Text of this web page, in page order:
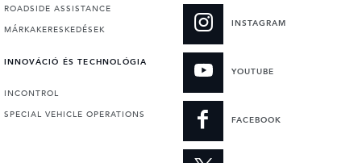
ROADSIDE ASSISTANCE
MÁRKAKERESKEDÉSEK
INNOVÁCIÓ ÉS TECHNOLÓGIA
INCONTROL
SPECIAL VEHICLE OPERATIONS
INSTAGRAM
YOUTUBE
FACEBOOK